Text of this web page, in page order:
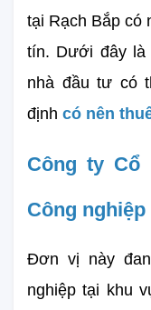
tại Rạch Bắp có
tín. Dưới đây là
nhà đầu tư có
định có nên
Công ty Cổ
Công nghiệp
Đơn vị này
nghiệp tại khu